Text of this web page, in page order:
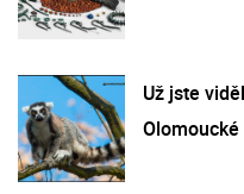
Už jste
Olomoucké